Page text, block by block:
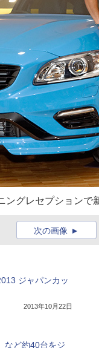
ングレセプション
次の画像
ジャパンカッ
2013年10月22日
など約40台をジ